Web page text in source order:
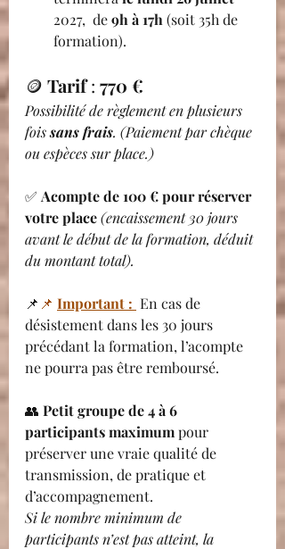
2027, de 9h à 17h (soit 35h de
formation).
🪙 Tarif : 770 €
Possibilité de règlement en plusieurs
fois sans frais. (Paiement par chèque
ou espèces sur place.)
✅ Acompte de 100 € pour réserver
votre place(encaissement 30 jours
avant le début de la formation, déduit
du montant total).
📌 📌 Important : En cas de
désistement dans les 30 jours
précédant la formation, l’acompte
ne pourra pas être remboursé.
👥 Petit groupe de 4 à 6
participants maximum pour
préserver une vraie qualité de
transmission, de pratique et
d’accompagnement.
Si le nombre minimum de
participants n’est pas atteint, la